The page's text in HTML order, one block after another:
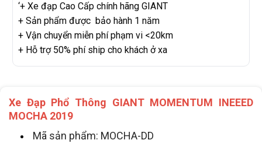
‘+ Xe đạp Cao Cấp chính hãng GIANT
+ Sản phẩm được bảo hành 1 năm
+ Vận chuyển miễn phí phạm vi <20km
+ Hỗ trợ 50% phí ship cho khách ở xa
Xe Đạp Phổ Thông GIANT MOMENTUM INEEED
MOCHA 2019
Mã sản phẩm: MOCHA-DD